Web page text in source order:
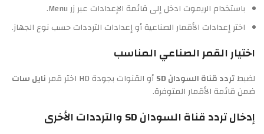
باستخدام الريموت ادخل إلى قائمة الإعدادات عبر زر Menu.
اختر إعدادات الأقمار الصناعية أو إعدادات الترددات حسب نوع الجهاز.
اختيار القمر الصناعي المناسب
لضبطتردد قناة السودان SD أو القنوات بجودة HD اختر قمر
نايل سات
ضمن قائمة الأقمار المتوفرة.
إدخالتردد قناة السودان SD والترددات الأخرى